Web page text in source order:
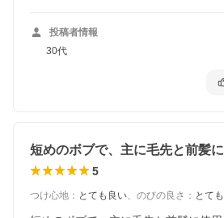
投稿者情報
30代
5
つけ心地 ： とても良い、 のびの良さ ： とて